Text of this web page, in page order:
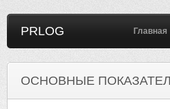
PRLOG Главная
ОСНОВНЫЕ